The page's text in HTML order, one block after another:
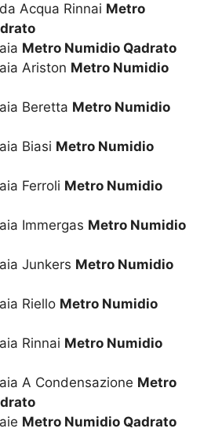
Acqua Rinnai Metro
Metro Numidio Qadrato
Ariston Metro Numidio
Beretta Metro Numidio
Biasi Metro Numidio
Ferroli Metro Numidio
Immergas Metro Numidio
Junkers Metro Numidio
Riello Metro Numidio
Rinnai Metro Numidio
A Condensazione Metro
Metro Numidio Qadrato